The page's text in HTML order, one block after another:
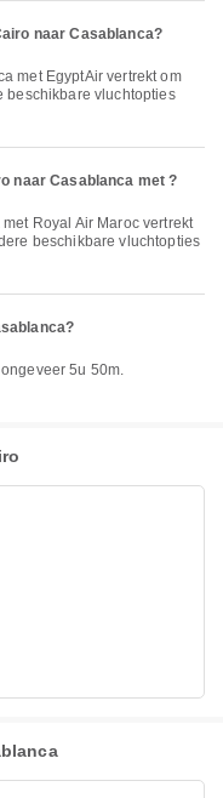
naar Casablanca?
beschikbare vluchtopties
naar Casablanca met ?
beschikbare vluchtopties
5u 50m.